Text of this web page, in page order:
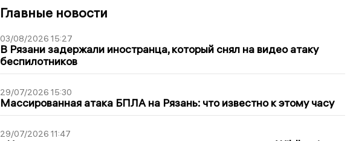
Главные новости
03/08/2026 15:27
В Рязани задержали иностранца, который снял на видео атаку
беспилотников
29/07/2026 15:30
Массированная атака БПЛА на Рязань: что известно к этому часу
29/07/2026 11:47